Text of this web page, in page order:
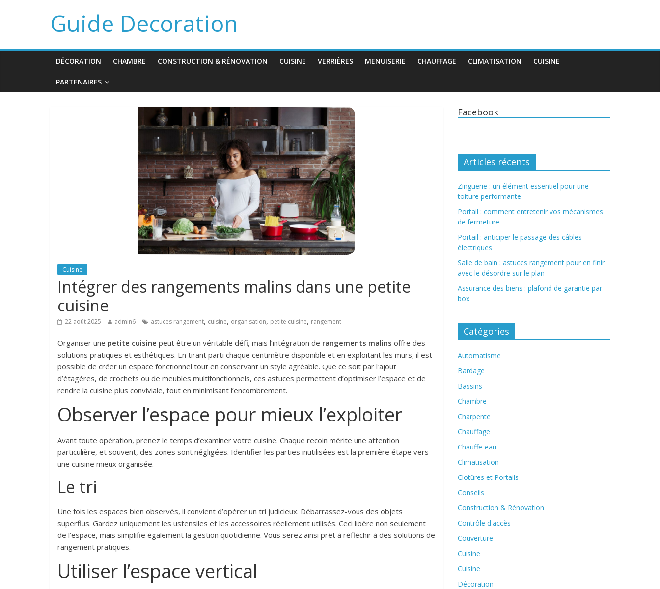
Guide Decoration
DÉCORATION CHAMBRE CONSTRUCTION & RÉNOVATION CUISINE VERRIÈRES MENUISERIE CHAUFFAGE CLIMATISATION CUISINE
PARTENAIRES
Cuisine
Intégrer des rangements malins dans une petite
cuisine
22 août 2025 admin6 astuces rangement, cuisine, organisation, petite cuisine, rangement
Organiser une petite cuisine peut être un véritable défi, mais l’intégration de rangements malins offre des
solutions pratiques et esthétiques. En tirant parti chaque centimètre disponible et en exploitant les murs, il est
possible de créer un espace fonctionnel tout en conservant un style agréable. Que ce soit par l’ajout
d’étagères, de crochets ou de meubles multifonctionnels, ces astuces permettent d’optimiser l’espace et de
rendre la cuisine plus conviviale, tout en minimisant l’encombrement.
Observer l’espace pour mieux l’exploiter
Avant toute opération, prenez le temps d’examiner votre cuisine. Chaque recoin mérite une attention
particulière, et souvent, des zones sont négligées. Identifier les parties inutilisées est la première étape vers
une cuisine mieux organisée.
Le tri
Une fois les espaces bien observés, il convient d’opérer un tri judicieux. Débarrassez-vous des objets
superflus. Gardez uniquement les ustensiles et les accessoires réellement utilisés. Ceci libère non seulement
de l’espace, mais simplifie également la gestion quotidienne. Vous serez ainsi prêt à réfléchir à des solutions de
rangement pratiques.
Utiliser l’espace vertical
Facebook
Articles récents
Zinguerie : un élément essentiel pour une
toiture performante
Portail : comment entretenir vos mécanismes
de fermeture
Portail : anticiper le passage des câbles
électriques
Salle de bain : astuces rangement pour en finir
avec le désordre sur le plan
Assurance des biens : plafond de garantie par
box
Catégories
Automatisme
Bardage
Bassins
Chambre
Charpente
Chauffage
Chauffe-eau
Climatisation
Clotûres et Portails
Conseils
Construction & Rénovation
Contrôle d'accès
Couverture
Cuisine
Cuisine
Décoration